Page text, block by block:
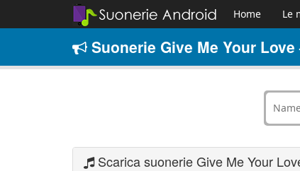
Home Le
Suonerie Give Me Your
Scarica suonerie Give Me Your